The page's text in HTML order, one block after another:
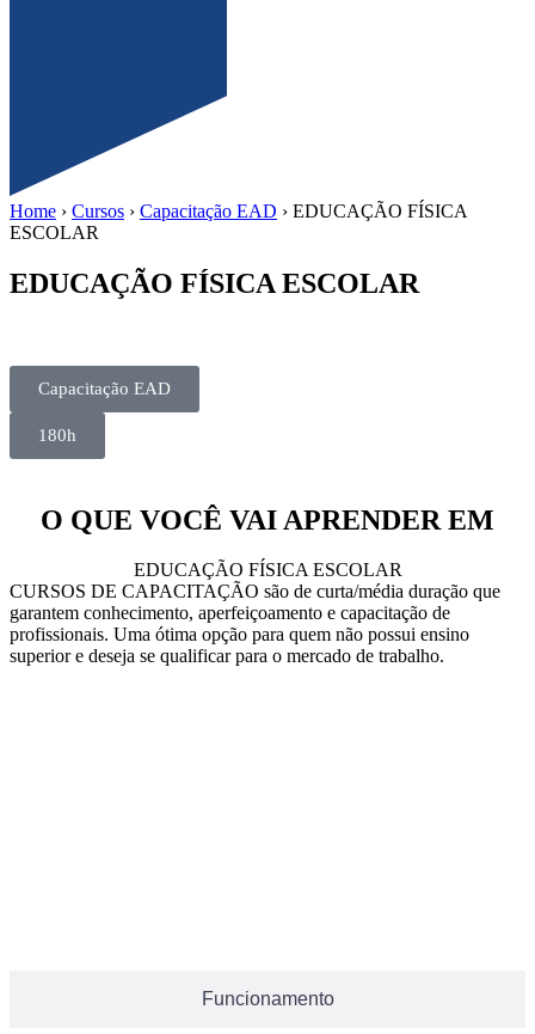
Home › Cursos › Capacitação EAD › EDUCAÇÃO FÍSICA
ESCOLAR
EDUCAÇÃO FÍSICA ESCOLAR
Capacitação EAD
180h
O QUE VOCÊ VAI APRENDER EM
EDUCAÇÃO FÍSICA ESCOLAR
CURSOS DE CAPACITAÇÃO são de curta/média duração que
garantem conhecimento, aperfeiçoamento e capacitação de
profissionais. Uma ótima opção para quem não possui ensino
superior e deseja se qualificar para o mercado de trabalho.
Funcionamento